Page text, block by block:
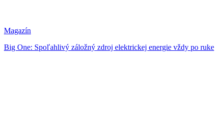
Magazín
Big One: Spoľahlivý záložný zdroj elektrickej energie vždy po ruke